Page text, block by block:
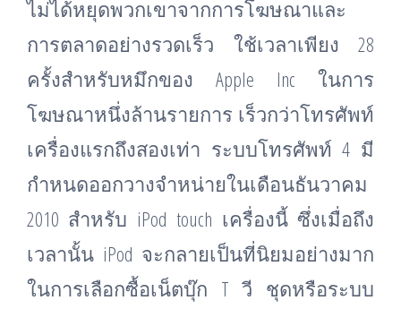
ไม่ได้หยุดพวกเขาจากการโฆษณาและ
การตลาดอย่างรวดเร็ว ใช้เวลาเพียง 28
ครั้งสำหรับหมึกของ Apple Inc ในการ
โฆษณาหนึ่งล้านรายการ เร็วกว่าโทรศัพท์
เครื่องแรกถึงสองเท่า ระบบโทรศัพท์ 4 มี
กำหนดออกวางจำหน่ายในเดือนธันวาคม
2010 สำหรับ iPod touch เครื่องนี้ ซึ่งเมื่อถึง
เวลานั้น iPod จะกลายเป็นที่นิยมอย่างมาก
ในการเลือกซื้อเน็ตบุ๊ก T วี ชุดหรือระบบ